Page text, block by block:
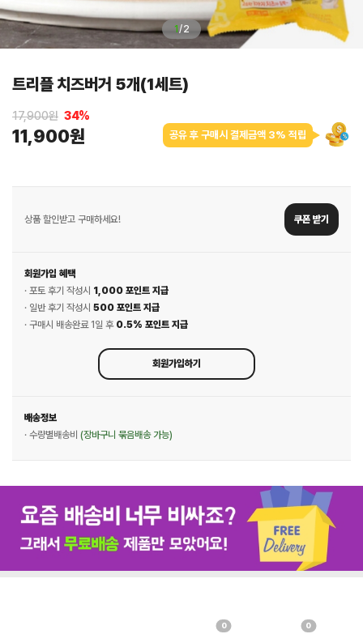
1 /2
트리플 치즈버거 5개(1세트)
17,900원 34%
11,900원 공유 후 구매시 결제금액 3% 적립
상품 할인받고 구매하세요! 쿠폰 받기
회원가입 혜택
· 포토 후기 작성시 1,000 포인트 지급
· 일반 후기 작성시 500 포인트 지급
· 구매시 배송완료 1일 후 0.5% 포인트 지급
회원가입하기
배송정보
· 수량별배송비 (장바구니 묶음배송 가능)
0 0